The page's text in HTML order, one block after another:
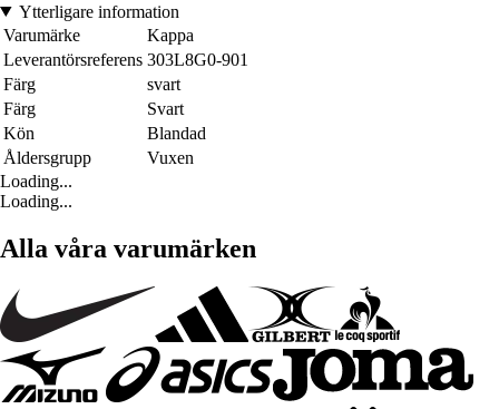
Ytterligare information
Varumärke
Kappa
Leverantörsreferens 303L8G0-901
Färg
svart
Färg
Svart
Kön
Blandad
Åldersgrupp
Vuxen
Loading...
Loading...
Alla våra varumärken